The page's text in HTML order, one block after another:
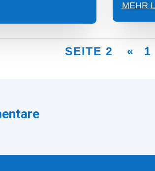
MEHR
SEITE 2 « 1